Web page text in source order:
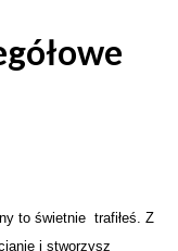
to świetnie trafiłeś. Z
i stworzysz